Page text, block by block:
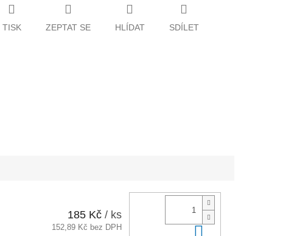
TISK ZEPTAT SE HLÍDAT SDÍLET
185 Kč / ks
152,89 Kč bez DPH